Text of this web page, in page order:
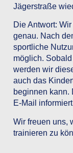
Jägerstraße
Die Antwort:
genau. Nach
sportliche
möglich.
werden wir
auch das
beginnen kann.
E-Mail
Wir freuen uns,
trainieren zu